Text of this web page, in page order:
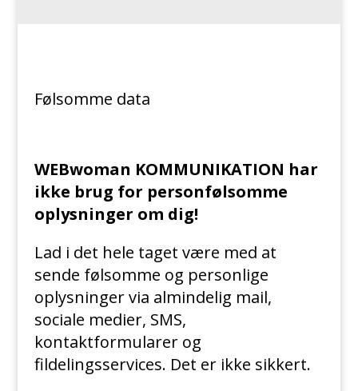
Følsomme data
WEBwoman KOMMUNIKATION har
ikke brug for personfølsomme
oplysninger om dig!
Lad i det hele taget være med at
sende følsomme og personlige
oplysninger via almindelig mail,
sociale medier, SMS,
kontaktformularer og
fildelingsservices. Det er ikke sikkert.